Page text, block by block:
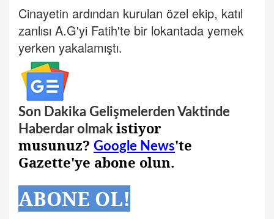
Cinayetin ardından kurulan özel ekip, katıl
zanlısı A.G'yi Fatih'te bir lokantada yemek
yerken yakalamıştı.
Son Dakika Gelişmelerden Vaktinde
Haberdar olmak istiyor
musunuz? Google News'te
Gazette'ye abone olun.
ABONE OL!